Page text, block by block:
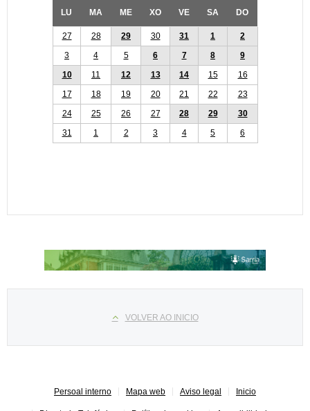
LU MA ME XO VE SA DO
27 28 29 30 31 1
2
3
4 5 6 7 8
9
10
11 12 13 14 15
16
17
18 19 20 21 22
23
24
25 26 27 28 29
30
31
1 2 3 4 5 6
VOLVER AO INICIO
Persoal interno Mapa web Aviso legal Inicio